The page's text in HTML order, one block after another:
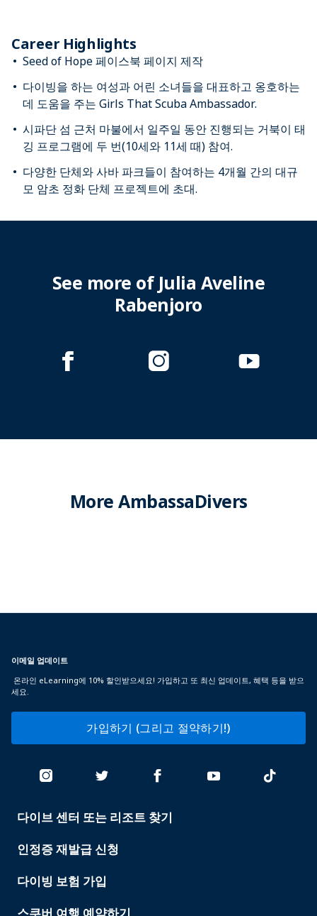
Career Highlights
Seed of Hope 페이스북 페이지 제작
다이빙을 하는 여성과 어린 소녀들을 대표하고 옹호하는
데 도움을 주는 Girls That Scuba Ambassador.
시파단 섬 근처 마불에서 일주일 동안 진행되는 거북이 태
깅 프로그램에 두 번(10세와 11세 때) 참여.
다양한 단체와 사바 파크들이 참여하는 4개월 간의 대규
모 암초 정화 단체 프로젝트에 초대.
See more of Julia Aveline
Rabenjoro
More AmbassaDivers
이메일 업데이트
온라인 eLearning에 10% 할인받으세요! 가입하고 또 최신 업데이트, 혜택 등을 받으
세요.
가입하기 (그리고 절약하기!)
PADI
다이브 센터 또는 리조트 찾기
인정증 재발급 신청
다이빙 보험 가입